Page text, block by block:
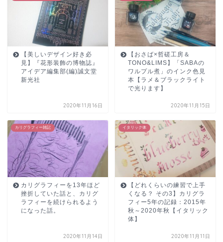
【美しいデザイン好き必
見】『花形装飾の博物誌』
アイデア編集部(編)誠文堂
新光社
2020年11月16日
【おさば×哲磋工房＆
TONO&LIMS】「SABAの
ワルプル煮」のインク色見
本【ラメ＆ブラックライト
で光ります】
2020年11月15日
カリグラフィー雑記
カリグラフィーを13年ほど
挫折していた話と、カリグ
ラフィーを続けられるよう
になった話。
2020年11月14日
イタリック体
【どれくらいの練習で上手
くなる？ その3】カリグラ
フィー5年の記録：2015年
秋～2020年秋【イタリック
体】
2020年11月11日